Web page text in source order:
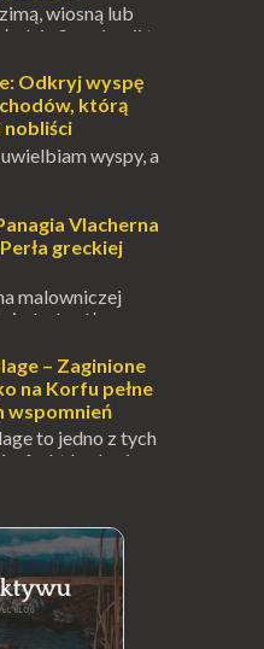
wiosną lub
Szwajcarii to
podróż do
Odkryj wyspę
którą
nobliści
wyspy, a
brzmi jak
Vlacherna
greckiej
malowniczej
obok półwyspu
rozpoznawalnych
– Zaginione
na Korfu pełne
wspomnień
to jedno z tych
które kryje w
a przy tym
f...